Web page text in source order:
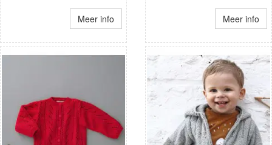
Meer info Meer info